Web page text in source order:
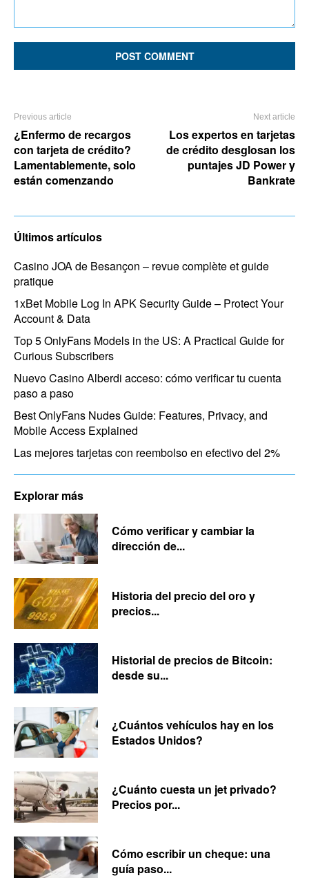
Previous article
¿Enfermo de recargos
con tarjeta de crédito?
Lamentablemente, solo
están comenzando
Next article
Los expertos en tarjetas
de crédito desglosan los
puntajes JD Power y
Bankrate
Últimos artículos
Casino JOA de Besançon – revue complète et guide
pratique
1xBet Mobile Log In APK Security Guide – Protect Your
Account & Data
Top 5 OnlyFans Models in the US: A Practical Guide for
Curious Subscribers
Nuevo Casino Alberdi acceso: cómo verificar tu cuenta
paso a paso
Best OnlyFans Nudes Guide: Features, Privacy, and
Mobile Access Explained
Las mejores tarjetas con reembolso en efectivo del 2%
Explorar más
Cómo verificar y cambiar la
dirección de...
Historia del precio del oro y
precios...
Historial de precios de Bitcoin:
desde su...
¿Cuántos vehículos hay en los
Estados Unidos?
¿Cuánto cuesta un jet privado?
Precios por...
Cómo escribir un cheque: una
guía paso...